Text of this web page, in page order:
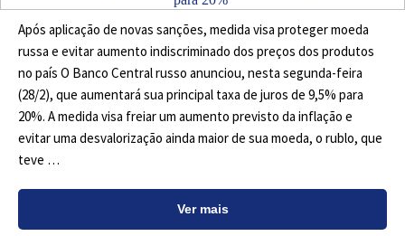
Após aplicação de novas sanções, medida visa proteger moeda
russa e evitar aumento indiscriminado dos preços dos produtos
no país O Banco Central russo anunciou, nesta segunda-feira
(28/2), que aumentará sua principal taxa de juros de 9,5% para
20%. A medida visa freiar um aumento previsto da inflação e
evitar uma desvalorização ainda maior de sua moeda, o rublo, que
teve …
Ver mais